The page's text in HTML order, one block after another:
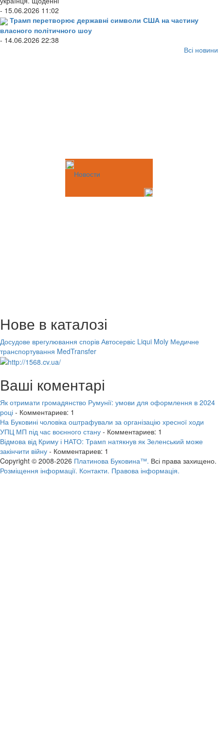
- 15.06.2026 11:02
Трамп перетворює державні символи США на частину
власного політичного шоу
- 14.06.2026 22:38
Всі новини
Новости
Нове в каталозі
Досудове врегулювання спорів Автосервіс Liqui Moly Медичне
транспортування MedTransfer
Ваші коментарі
Як отримати громадянство Румунії: умови для оформлення в 2024
році - Комментариев: 1
На Буковині чоловіка оштрафували за організацію хресної ходи
УПЦ МП під час воєнного стану - Комментариев: 1
Відмова від Криму і НАТО: Трамп натякнув як Зеленський може
закінчити війну - Комментариев: 1
Copyright © 2008-2026 Платинова Буковина™. Всі права захищено.
Розміщення інформації. Контакти. Правова інформація.